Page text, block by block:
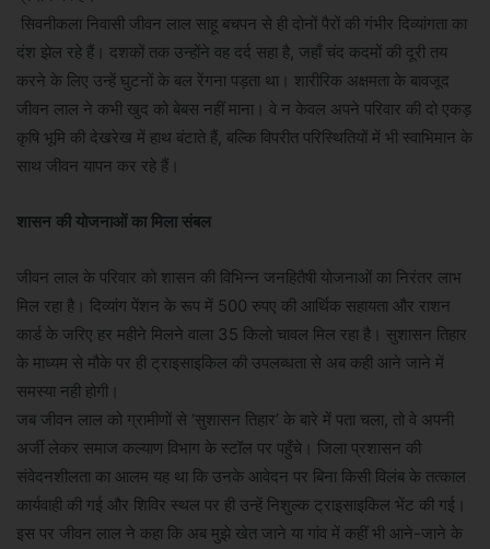
​ ​सिवनीकला निवासी जीवन लाल साहू बचपन से ही दोनों पैरों की गंभीर दिव्यांगता का
दंश झेल रहे हैं। दशकों तक उन्होंने वह दर्द सहा है, जहाँ चंद कदमों की दूरी तय
करने के लिए उन्हें घुटनों के बल रेंगना पड़ता था। शारीरिक अक्षमता के बावजूद
जीवन लाल ने कभी खुद को बेबस नहीं माना। वे न केवल अपने परिवार की दो एकड़
कृषि भूमि की देखरेख में हाथ बंटाते हैं, बल्कि विपरीत परिस्थितियों में भी स्वाभिमान के
साथ जीवन यापन कर रहे हैं।
​शासन की योजनाओं का मिला संबल
जीवन लाल के परिवार को शासन की विभिन्न जनहितैषी योजनाओं का निरंतर लाभ
मिल रहा है। दिव्यांग पेंशन के रूप में 500 रुपए की ​आर्थिक सहायता और राशन
कार्ड के जरिए हर महीने मिलने वाला 35 किलो चावल मिल रहा है। सुशासन तिहार
के माध्यम से मौके पर ही ट्राइसाइकिल की उपलब्धता से अब कही आने जाने में
समस्या नही होगी। ​
जब जीवन लाल को ग्रामीणों से ‘सुशासन तिहार’ के बारे में पता चला, तो वे अपनी
अर्जी लेकर समाज कल्याण विभाग के स्टॉल पर पहुँचे। जिला प्रशासन की
संवेदनशीलता का आलम यह था कि उनके आवेदन पर बिना किसी विलंब के तत्काल
कार्यवाही की गई और शिविर स्थल पर ही उन्हें निशुल्क ट्राइसाइकिल भेंट की गई।
इस पर जीवन लाल ने कहा कि अब मुझे खेत जाने या गांव में कहीं भी आने-जाने के